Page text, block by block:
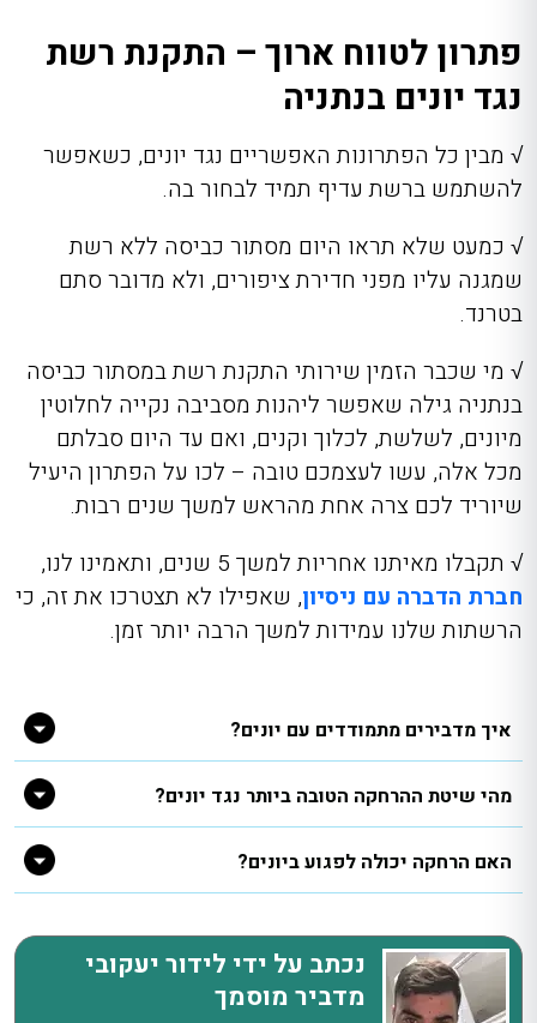
פתרון לטווח ארוך – התקנת רשת
נגד יונים בנתניה
√ מבין כל הפתרונות האפשריים נגד יונים, כשאפשר
להשתמש ברשת עדיף תמיד לבחור בה.
√ כמעט שלא תראו היום מסתור כביסה ללא רשת
שמגנה עליו מפני חדירת ציפורים, ולא מדובר סתם
בטרנד.
√ מי שכבר הזמין שירותי התקנת רשת במסתור כביסה
בנתניה גילה שאפשר ליהנות מסביבה נקייה לחלוטין
מיונים, לשלשת, לכלוך וקנים, ואם עד היום סבלתם
מכל אלה, עשו לעצמכם טובה – לכו על הפתרון היעיל
שיוריד לכם צרה אחת מהראש למשך שנים רבות.
√ תקבלו מאיתנו אחריות למשך 5 שנים, ותאמינו לנו,
חברת הדברה עם ניסיון, שאפילו לא תצטרכו את זה, כי
הרשתות שלנו עמידות למשך הרבה יותר זמן.
איך מדבירים מתמודדים עם יונים?
מהי שיטת ההרחקה הטובה ביותר נגד יונים?
האם הרחקה יכולה לפגוע ביונים?
נכתב על ידי לידור יעקובי
מדביר מוסמך